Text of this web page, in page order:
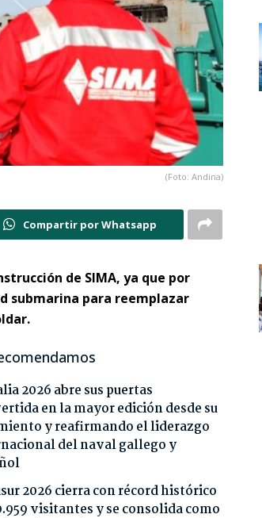
(Foto: Andina)
Compartir por Whatsapp
de SIMA, ya que por
submarina para reemplazar
2026 abre sus puertas
en la mayor edición desde su
y reafirmando el liderazgo
del naval gallego y
2026 cierra con récord histórico
visitantes y se consolida como